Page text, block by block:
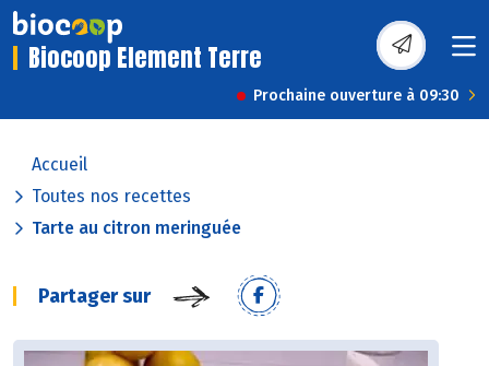
Biocoop Element Terre
Prochaine ouverture à 09:30
Accueil
Toutes nos recettes
Tarte au citron meringuée
Partager sur